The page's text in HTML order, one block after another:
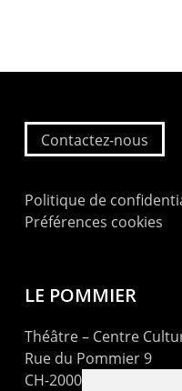
Contactez-nous
Politique de
Préférences cookies
LE POMMIER
Théâtre – Centre
Rue du Pommier 9
CH-2000 Neuchâtel